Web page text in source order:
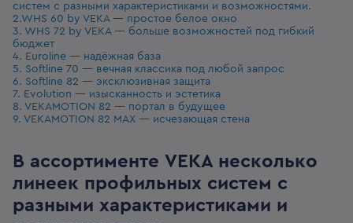
систем с разными характеристиками и возможностями.
2.WHS 60 by VEKA — простое белое окно
3. WHS 72 by VEKA — больше возможностей под гибкий
бюджет
4. Euroline — надёжная база
5. Softline 70 — вечная классика под любой запрос
6. Softline 82 — эксклюзивная защита
7. Evolution — изысканность и эстетика
8. VEKAMOTION 82 — портал в будущее
9. VEKAMOTION 82 MAX — исчезающая стена
В ассортименте VEKA несколько
линеек профильных систем с
разными характеристиками и